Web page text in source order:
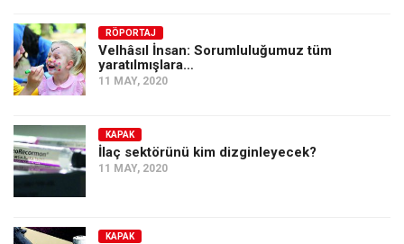
Amerika
Avustralya
Tarih
Düşünce
Dosyalar
RÖPORTAJ
Velhâsıl İnsan: Sorumluluğumuz tüm
yaratılmışlara…
11 MAY, 2020
KAPAK
İlaç sektörünü kim dizginleyecek?
11 MAY, 2020
KAPAK